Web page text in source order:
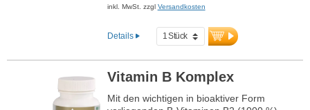
inkl. MwSt. zzgl Versandkosten
Details
Vitamin B Komplex
Mit den wichtigen in bioaktiver Form